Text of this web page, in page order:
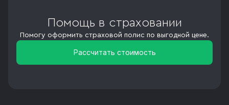
Помощь в страховании
Помогу оформить страховой полис по выгодной цене.
Рассчитать стоимость